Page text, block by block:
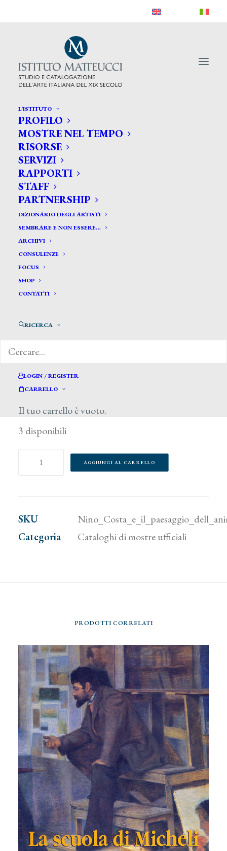
L’ISTITUTO
PROFILO
MOSTRE NEL TEMPO
RISORSE
SERVIZI
RAPPORTI
STAFF
PARTNERSHIP
DIZIONARIO DEGLI ARTISTI
SEMBRARE E NON ESSERE…
ARCHIVI
CONSULENZE
FOCUS
SHOP
CONTATTI
RICERCA
LOGIN / REGISTER
CARRELLO
Il tuo carrello è vuoto.
50,00
3 disponibili
dell'anima.
Simbolismo
quantità
AGGIUNGI AL CARRELLO
SKU
Categoria
Cataloghi di mostre ufficiali
PRODOTTI CORRELATI